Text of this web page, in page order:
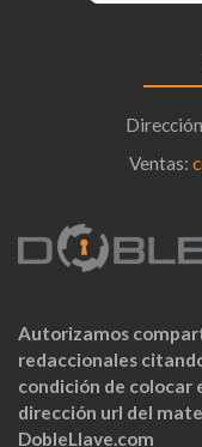
Ventas:
Autorizamos
redaccionales
condición de colocar
dirección url del
DobleLlave.com